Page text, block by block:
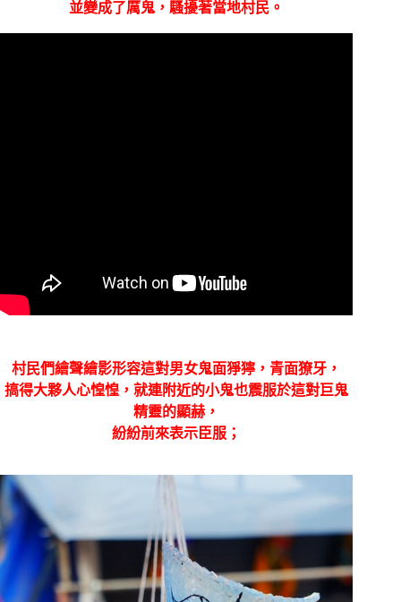
並變成了厲鬼， 騷擾著當地村民。
村民們繪聲繪影形容這對男女鬼面猙獰，青面獠牙，
搞得大夥人心惶惶，就連附近的小鬼也震服於這對巨鬼
精靈的顯赫，
紛紛前來表示臣服；